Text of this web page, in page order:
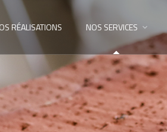
RÉALISATIONS NOS SERVICES